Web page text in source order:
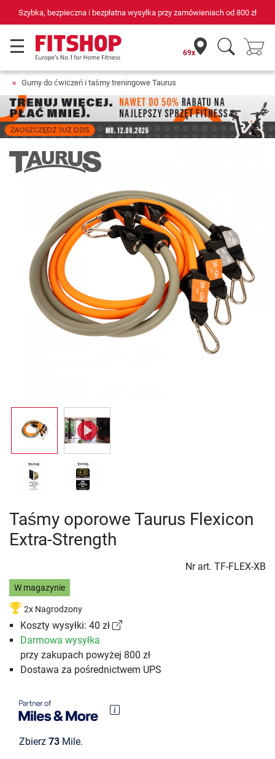
69 sklepów fitness i 75 własnych techników serwisowych
69x
Gumy do ćwiczeń i taśmy treningowe Taurus
Taśmy oporowe Taurus Flexicon
Extra-Strength
Nr art. TF-FLEX-XB
W magazynie
2x Nagrodzony
Koszty wysyłki: 40 zł
Darmowa wysyłka
przy zakupach powyżej 800 zł
Dostawa za pośrednictwem UPS
Zbierz 73 Mile.